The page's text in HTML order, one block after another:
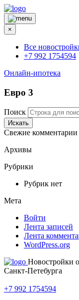
×
Все
+7 992 1754594
Онлайн-ипотека
Евро 3
Поиск
Искать
Свежие комментарии
Архивы
Рубрики
Рубрик нет
Мета
Войти
Лента записей
Лента
WordPress.org
Новостройки
Санкт-Петебурга
+7 992 1754594